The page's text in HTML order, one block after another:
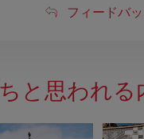
フ
ド
バ
フィードバッ
と思われる